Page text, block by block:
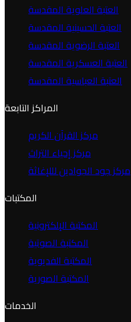
العتبة العلوية المقدسة
العتبة الحسينية المقدسة
العتبة الرضوية المقدسة
العتبة العسكرية المقدسة
العتبة العباسية المقدسة
المراكز التابعة
مركز القرآن الكريم
مركز إحياء التراث
مركز جود الجوادين لللإغاثة
المكتبات
المكتبة الإلكترونية
المكتبة الصوتية
المكتبة الفديوية
المكتبة الصورية
الخدمات